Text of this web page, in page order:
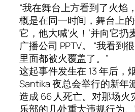
“我在舞台上方看到了火焰
概是在同一时间，舞台上
它，他大喊‘火！’并向它扔
广播公司 PPTV。 “我看到
里面都被火覆盖了。”
这起事件发生在 13 年后，
Santika 夜总会举行的新年
造成 66 人死亡。对那场火
乐部的几处重大违规行为